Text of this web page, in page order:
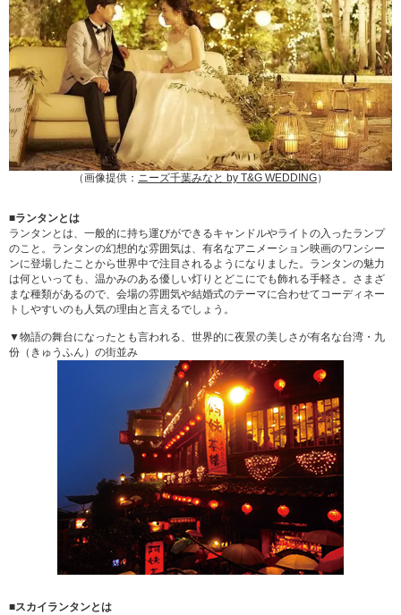
（画像提供： ニーズ千葉みなと by T&G WEDDING）
■ランタンとは
ランタンとは、一般的に持ち運びができるキャンドルやライトの入ったランプ
のこと。ランタンの幻想的な雰囲気は、有名なアニメーション映画のワンシー
ンに登場したことから世界中で注目されるようになりました。ランタンの魅力
は何といっても、温かみのある優しい灯りとどこにでも飾れる手軽さ。さまざ
まな種類があるので、会場の雰囲気や結婚式のテーマに合わせてコーディネー
トしやすいのも人気の理由と言えるでしょう。
▼物語の舞台になったとも言われる、世界的に夜景の美しさが有名な台湾・九
份（きゅうふん）の街並み
■スカイランタンとは